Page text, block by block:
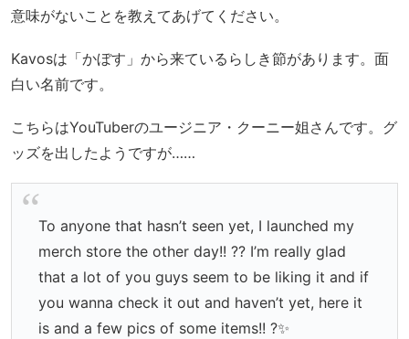
意味がないことを教えてあげてください。
Kavosは「かぼす」から来ているらしき節があります。面
白い名前です。
こちらはYouTuberのユージニア・クーニー姐さんです。グ
ッズを出したようですが……
To anyone that hasn’t seen yet, I launched my
merch store the other day!! ?? I’m really glad
that a lot of you guys seem to be liking it and if
you wanna check it out and haven’t yet, here it
is and a few pics of some items!! ?✨